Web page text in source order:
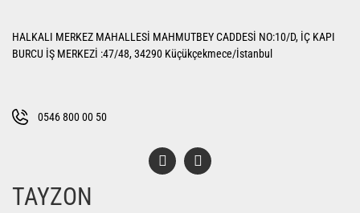
Ürün açıklamasında eksik bilgiler bulunuyor.
Bu ürüne benzer farklı alternatifler olmalı.
HALKALI MERKEZ MAHALLESİ MAHMUTBEY CADDESİ NO:10/D, İÇ KAPI
BURCU İŞ MERKEZİ :47/48, 34290 Küçükçekmece/İstanbul
0546 800 00 50
TAYZON